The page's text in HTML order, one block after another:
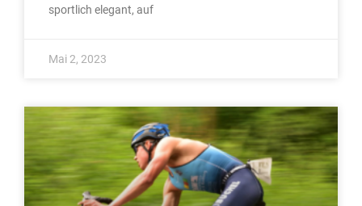
sportlich elegant, auf
Mai 2, 2023